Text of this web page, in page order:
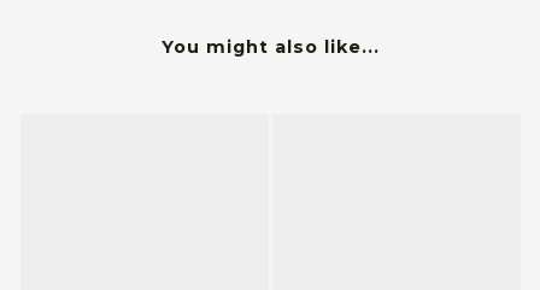
You might also like...